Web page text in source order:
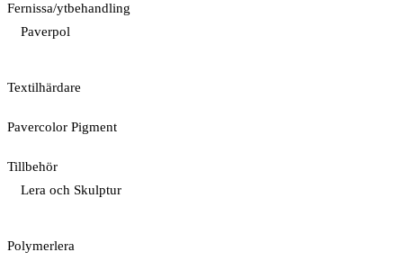
Fernissa/ytbehandling
Paverpol
Textilhärdare
Pavercolor Pigment
Tillbehör
Lera och Skulptur
Polymerlera